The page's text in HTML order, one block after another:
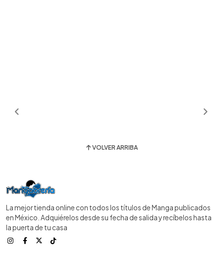
VOLVER ARRIBA
La mejor tienda online con todos los títulos de Manga publicados
en México. Adquiérelos desde su fecha de salida y recíbelos hasta
la puerta de tu casa